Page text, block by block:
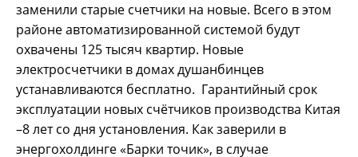
заменили старые счетчики на новые. Всего в этом
районе автоматизированной системой будут
охвачены 125 тысяч квартир. Новые
электросчетчики в домах душанбинцев
устанавливаются бесплатно. Гарантийный срок
эксплуатации новых счётчиков производства Китая
–8 лет со дня установления. Как заверили в
энергохолдинге «Барки точик», в случае